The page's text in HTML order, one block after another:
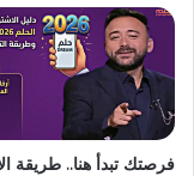
فرصتك تبدأ هنا.. طريقة